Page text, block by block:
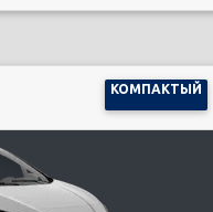
КОМПАКТЫЙ